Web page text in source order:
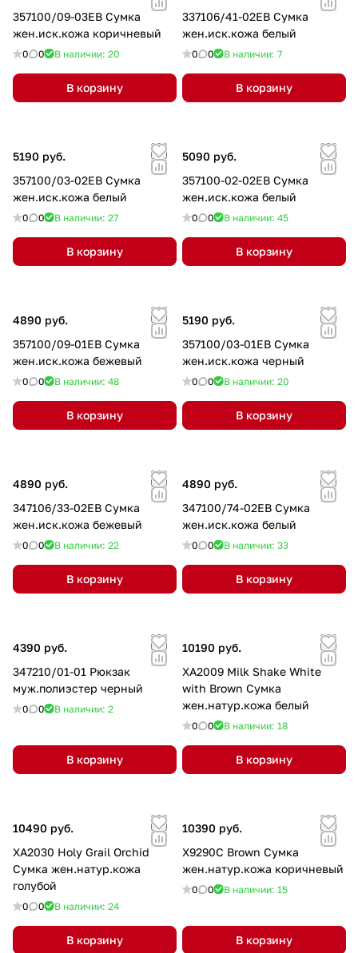
357100/09-03EB Сумка
жен.иск.кожа коричневый
0 0 В наличии: 20
В корзину
337106/41-02EB Сумка
жен.иск.кожа белый
0 0 В наличии: 7
В корзину
5190 руб.
357100/03-02EB Сумка
жен.иск.кожа белый
0 0 В наличии: 27
В корзину
5090 руб.
357100-02-02EB Сумка
жен.иск.кожа белый
0 0 В наличии: 45
В корзину
4890 руб.
357100/09-01EB Сумка
жен.иск.кожа бежевый
0 0 В наличии: 48
В корзину
5190 руб.
357100/03-01EB Сумка
жен.иск.кожа черный
0 0 В наличии: 20
В корзину
4890 руб.
347106/33-02EB Сумка
жен.иск.кожа бежевый
0 0 В наличии: 22
В корзину
4890 руб.
347100/74-02EB Сумка
жен.иск.кожа белый
0 0 В наличии: 33
В корзину
4390 руб.
347210/01-01 Рюкзак
муж.полиэстер черный
0 0 В наличии: 2
В корзину
10190 руб.
XA2009 Milk Shake White
with Brown Сумка
жен.натур.кожа белый
0 0 В наличии: 18
В корзину
10490 руб.
XA2030 Holy Grail Orchid
Сумка жен.натур.кожа
голубой
0 0 В наличии: 24
В корзину
10390 руб.
X9290C Brown Сумка
жен.натур.кожа коричневый
0 0 В наличии: 15
В корзину